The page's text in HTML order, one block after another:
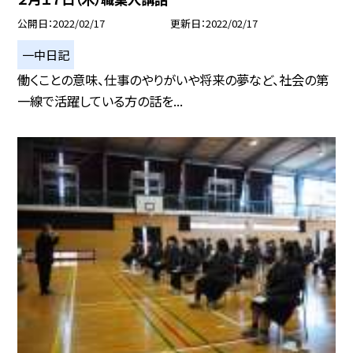
公開日 2022/02/17 更新日 2022/02/17
一中日記
働くことの意味、仕事のやりがいや将来の夢など、社会の第
一線で活躍している方の話を...